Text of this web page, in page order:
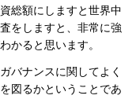
総額にしますと世界中
をしますと、非常に強
かると思います。
バナンスに関してよく
図るかということであ